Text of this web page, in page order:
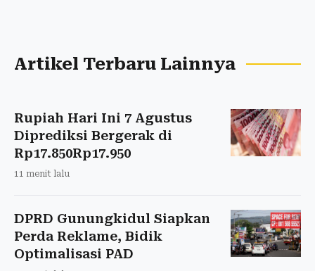
Artikel Terbaru Lainnya
Rupiah Hari Ini 7 Agustus
Diprediksi Bergerak di
Rp17.850Rp17.950
11 menit lalu
DPRD Gunungkidul Siapkan
Perda Reklame, Bidik
Optimalisasi PAD